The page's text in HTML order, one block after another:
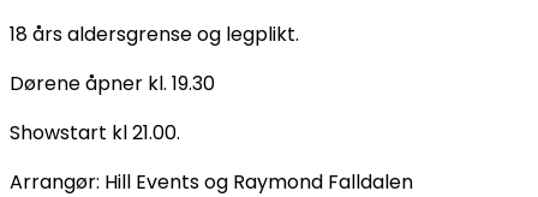
18 års aldersgrense og legplikt.
Dørene åpner kl. 19.30
Showstart kl 21.00.
Arrangør: Hill Events og Raymond Falldalen